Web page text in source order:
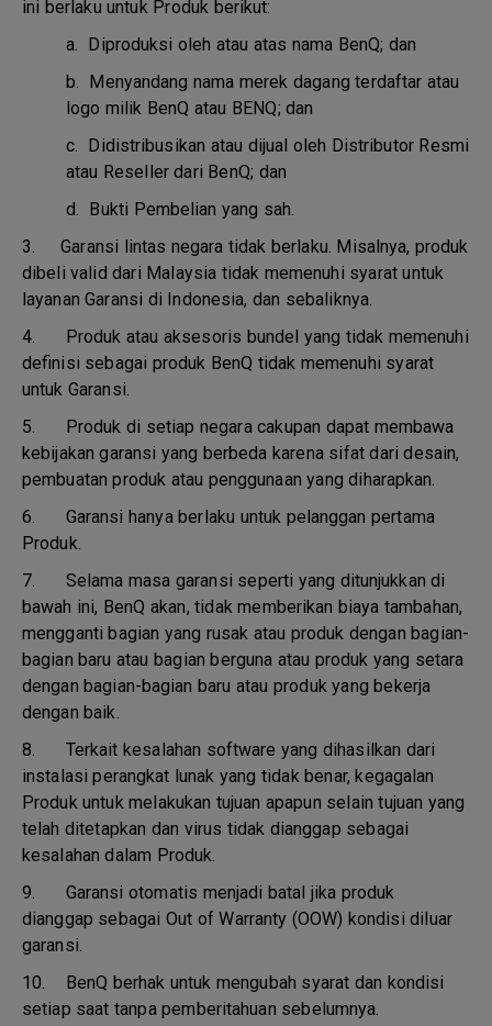
ini berlaku untuk Produk berikut:
a. Diproduksi oleh atau atas nama BenQ; dan
b. Menyandang nama merek dagang terdaftar atau
logo milik BenQ atau BENQ; dan
c. Didistribusikan atau dijual oleh Distributor Resmi
atau Reseller dari BenQ; dan
d. Bukti Pembelian yang sah.
3.Garansi lintas negara tidak berlaku. Misalnya, produk
dibeli valid dari Malaysia tidak memenuhi syarat untuk
layanan Garansi di Indonesia, dan sebaliknya.
4. Produk atau aksesoris bundel yang tidak memenuhi
definisi sebagai produk BenQ tidak memenuhi syarat
untuk Garansi.
5. Produk di setiap negara cakupan dapat membawa
kebijakan garansi yang berbeda karena sifat dari desain,
pembuatan produk atau penggunaan yang diharapkan.
6. Garansi hanya berlaku untuk pelanggan pertama
Produk.
7. Selama masa garansi seperti yang ditunjukkan di
bawah ini, BenQ akan, tidak memberikan biaya tambahan,
mengganti bagian yang rusak atau produk dengan bagian-
bagian baru atau bagian berguna atau produk yang setara
dengan bagian-bagian baru atau produk yang bekerja
dengan baik.
8. Terkait kesalahan software yang dihasilkan dari
instalasi perangkat lunak yang tidak benar, kegagalan
Produk untuk melakukan tujuan apapun selain tujuan yang
telah ditetapkan dan virus tidak dianggap sebagai
kesalahan dalam Produk.
9. Garansi otomatis menjadi batal jika produk
dianggap sebagai Out of Warranty (OOW) kondisi diluar
garansi.
10. BenQ berhak untuk mengubah syarat dan kondisi
setiap saat tanpa pemberitahuan sebelumnya.